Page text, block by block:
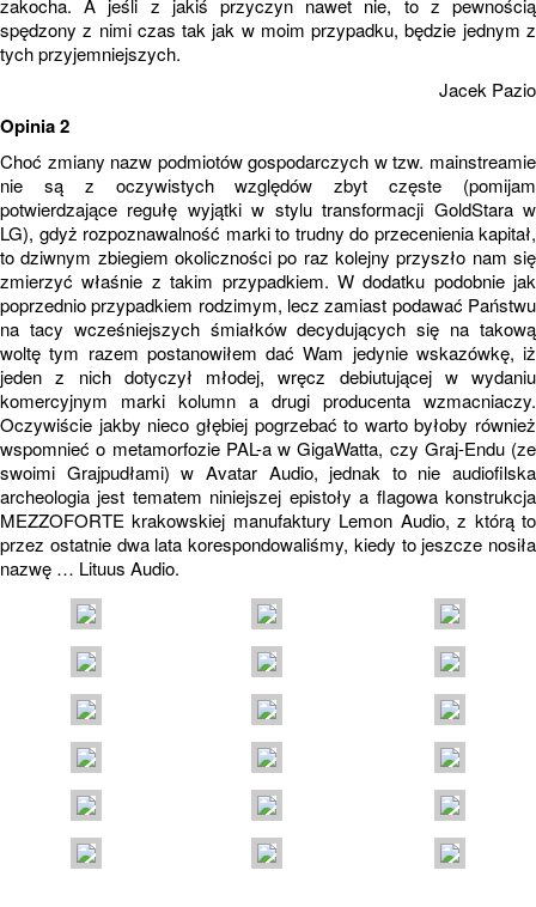
zakocha. A jeśli z jakiś przyczyn nawet nie, to z pewnością
spędzony z nimi czas tak jak w moim przypadku, będzie jednym z
tych przyjemniejszych.
Jacek Pazio
Opinia 2
Choć zmiany nazw podmiotów gospodarczych w tzw. mainstreamie
nie są z oczywistych względów zbyt częste (pomijam
potwierdzające regułę wyjątki w stylu transformacji GoldStara w
LG), gdyż rozpoznawalność marki to trudny do przecenienia kapitał,
to dziwnym zbiegiem okoliczności po raz kolejny przyszło nam się
zmierzyć właśnie z takim przypadkiem. W dodatku podobnie jak
poprzednio przypadkiem rodzimym, lecz zamiast podawać Państwu
na tacy wcześniejszych śmiałków decydujących się na takową
woltę tym razem postanowiłem dać Wam jedynie wskazówkę, iż
jeden z nich dotyczył młodej, wręcz debiutującej w wydaniu
komercyjnym marki kolumn a drugi producenta wzmacniaczy.
Oczywiście jakby nieco głębiej pogrzebać to warto byłoby również
wspomnieć o metamorfozie PAL-a w GigaWatta, czy Graj-Endu (ze
swoimi Grajpudłami) w Avatar Audio, jednak to nie audiofilska
archeologia jest tematem niniejszej epistoły a flagowa konstrukcja
MEZZOFORTE krakowskiej manufaktury Lemon Audio, z którą to
przez ostatnie dwa lata korespondowaliśmy, kiedy to jeszcze nosiła
nazwę … Lituus Audio.